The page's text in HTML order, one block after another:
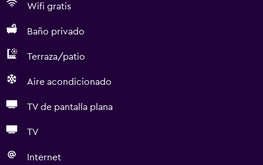
Wifi gratis
Baño privado
Terraza/patio
Aire acondicionado
TV de pantalla plana
TV
Internet